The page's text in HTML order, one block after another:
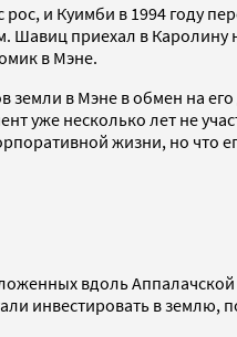
и Куимби в 1994 году
Шавиц приехал в Каролину
в Мэне.
в Мэне в обмен на
уже несколько лет не
жизни, но что
вдоль
инвестировать в землю,